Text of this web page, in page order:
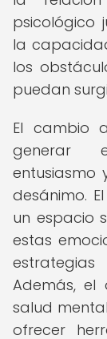
psicológico
la
los
puedan
El cambio
generar
entusiasmo
desánimo.
un espacio
estas
Además,
salud
ofrecer